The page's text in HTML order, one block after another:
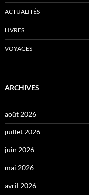
ACTUALITÉS
LIVRES
VOYAGES
ARCHIVES
août 2026
juillet 2026
juin 2026
mai 2026
avril 2026